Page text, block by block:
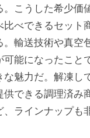
。こうした希少価
比べできるセット
。輸送技術や真空
可能になったこと
な魅力だ。解凍し
供できる調理済み
、ラインナップも